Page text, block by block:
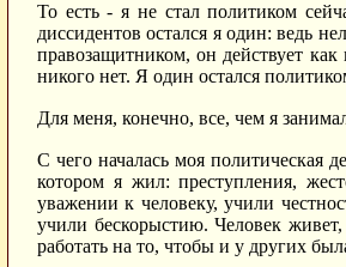
То есть - я не стал политиком
диссидентов остался я один: ведь
правозащитником, он действует
никого нет. Я один остался
Для меня, конечно, все, чем я
С чего началась моя политическая
котором я жил: преступления,
уважении к человеку, учили
учили бескорыстию. Человек
работать на то, чтобы и у других